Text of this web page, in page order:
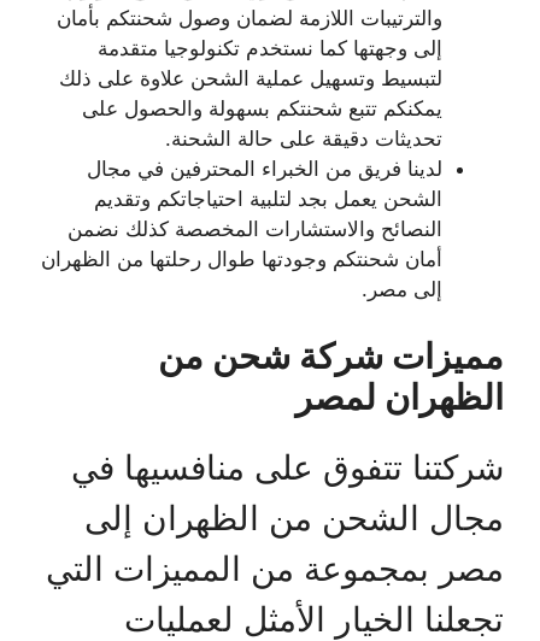
والترتيبات اللازمة لضمان وصول شحنتكم بأمان
إلى وجهتها كما نستخدم تكنولوجيا متقدمة
لتبسيط وتسهيل عملية الشحن علاوة على ذلك
يمكنكم تتبع شحنتكم بسهولة والحصول على
تحديثات دقيقة على حالة الشحنة.
لدينا فريق من الخبراء المحترفين في مجال
الشحن يعمل بجد لتلبية احتياجاتكم وتقديم
النصائح والاستشارات المخصصة كذلك نضمن
أمان شحنتكم وجودتها طوال رحلتها من الظهران
إلى مصر.
مميزات شركة شحن من
الظهران لمصر
شركتنا تتفوق على منافسيها في
مجال الشحن من الظهران إلى
مصر بمجموعة من المميزات التي
تجعلنا الخيار الأمثل لعمليات